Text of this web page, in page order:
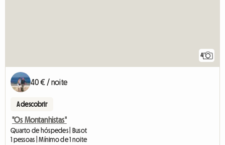
4
40 € / noite
A descobrir
"Os Montanhistas"
Quarto de hóspedes | Busot
1 pessoas | Mínimo de 1 noite